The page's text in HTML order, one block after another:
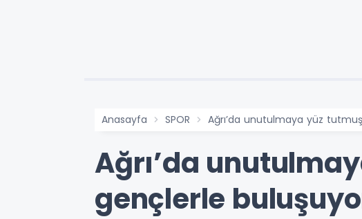
Anasayfa SPOR Ağrı’da unutulmaya yüz
Ağrı’da
gençlerle